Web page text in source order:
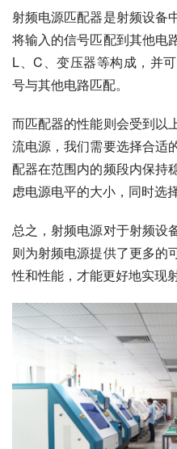
射频电源匹配器是射频设备
将输入的信号匹配到其他电
L、C、变压器等构成，并
号与其他电路匹配。
而匹配器的性能则会受到以
流电源，我们需要选择合适
配器在范围内的频段内保持
虑电源电平的大小，同时选
总之，射频电源对于射频设
则为射频电源提供了更多的
性和性能，才能更好地实现